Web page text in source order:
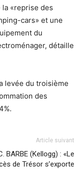
«reprise des
cars» et une
du
détaille
levée du troisième
des
Article suivant
BARBE (Kellogg) : «Le
de Trésor s’exporte